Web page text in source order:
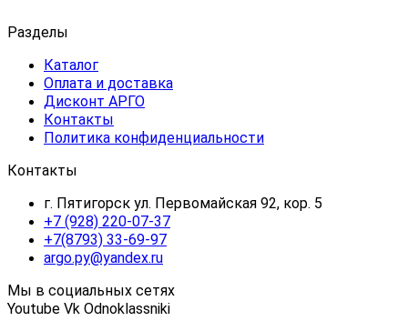
Разделы
Каталог
Оплата и доставка
Дисконт АРГО
Контакты
Политика конфиденциальности
Контакты
г. Пятигорск ул. Первомайская 92, кор. 5
+7 (928) 220-07-37
+7(8793) 33-69-97
argo.py@yandex.ru
Мы в социальных сетях
Youtube Vk Odnoklassniki